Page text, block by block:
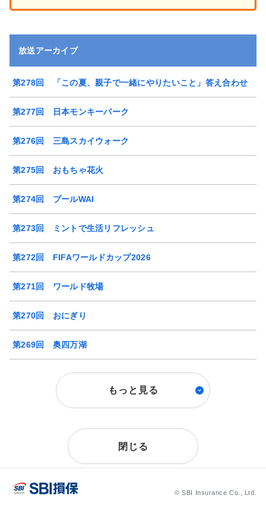
放送アーカイブ
第278回 「この夏、親子で一緒にやりたいこと」答え合わせ
第277回 日本モンキーパーク
第276回 三島スカイウォーク
第275回 おもちゃ花火
第274回 プールWAI
第273回 ミントで生活リフレッシュ
第272回 FIFAワールドカップ2026
第271回 ワールド牧場
第270回 おにぎり
第269回 奥四万湖
もっと見る
閉じる
© SBI Insurance Co., Ltd.